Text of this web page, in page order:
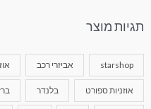
תגיות מוצר
starshop אביזרי רכב
אוזניות ספורט בלנדר